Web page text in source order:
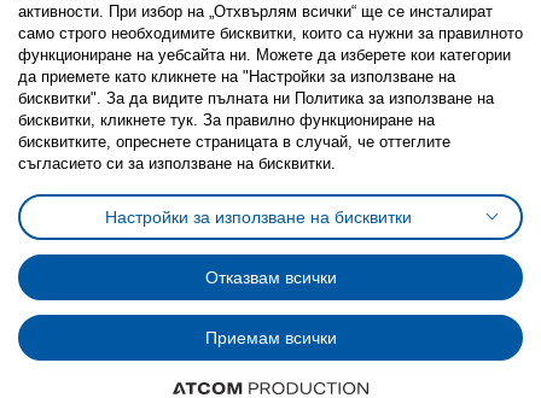
FacebookTwitterYoutubePinterestInstagram
Политика за използване на бисквитки (Cookies)
Избор на настройки за използване на бисквитки
Условия за ползване на ikea.bgОбща политика за личните данни
Политика за защита на личните данни на ikea.bg
Общи условия на програма IKEA Family
Политика за защита на лични данни на програма IKEA Family
© Inter-IKEA Systems B.V. 1999 - 2025
активности. При избор на „Отхвърлям всички“ ще се инсталират
само строго необходимитe бисквитки, които са нужни за правилното
функциониране на уебсайта ни. Можете да изберете кои категории
да приемете като кликнете на "Настройки за използване на
бисквитки". За да видите пълната ни Политика за използване на
бисквитки, кликнете тук. За правилно функциониране на
бисквитките, опреснете страницата в случай, че оттеглите
съгласието си за използване на бисквитки.
Настройки за използване на бисквитки
Отказвам всички
Приемам всички